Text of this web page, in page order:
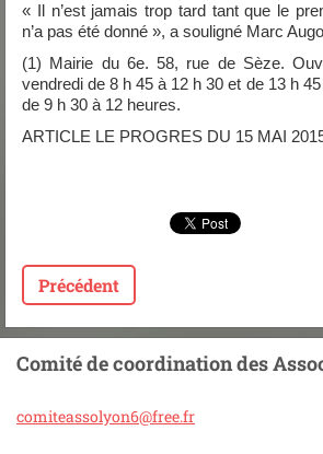
« Il n’est jamais trop tard tant que le
n’a pas été donné », a souligné Marc
(1) Mairie du 6e. 58, rue de Sèze.
vendredi de 8 h 45 à 12 h 30 et de 13 h
de 9 h 30 à 12 heures.
ARTICLE LE PROGRES DU 15 MAI
Précédent
Comité de coordination des
comiteassolyon6@free.fr